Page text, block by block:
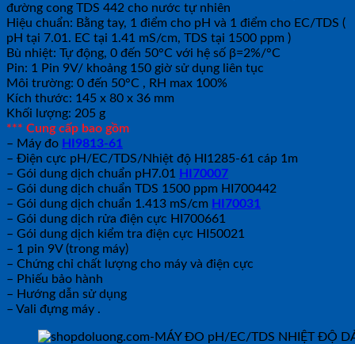
đường cong TDS 442 cho nước tự nhiên
Hiệu chuẩn: Bằng tay, 1 điểm cho pH và 1 điểm cho EC/TDS (
pH tại 7.01. EC tại 1.41 mS/cm, TDS tại 1500 ppm )
Bù nhiệt: Tự động, 0 đến 50°C với hệ số β=2%/°C
Pin: 1 Pin 9V/ khoảng 150 giờ sử dụng liên tục
Môi trường: 0 đến 50°C , RH max 100%
Kích thước: 145 x 80 x 36 mm
Khối lượng: 205 g
*** Cung cấp bao gồm
– Máy đo HI9813-61
– Điện cực pH/EC/TDS/Nhiệt độ HI1285-61 cáp 1m
– Gói dung dịch chuẩn pH7.01
HI70007
– Gói dung dịch chuẩn TDS 1500 ppm HI700442
– Gói dung dịch chuẩn 1.413 mS/cm HI70031
– Gói dung dịch rửa điện cực HI700661
– Gói dung dịch kiểm tra điện cực HI50021
– 1 pin 9V (trong máy)
– Chứng chỉ chất lượng cho máy và điện cực
– Phiếu bảo hành
– Hướng dẫn sử dụng
– Vali đựng máy .